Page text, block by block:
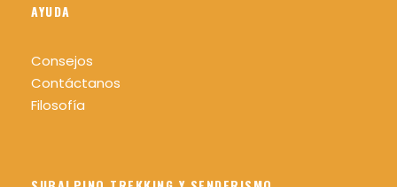
Pincha aqui
AYUDA
Consejos
Contáctanos
Filosofía